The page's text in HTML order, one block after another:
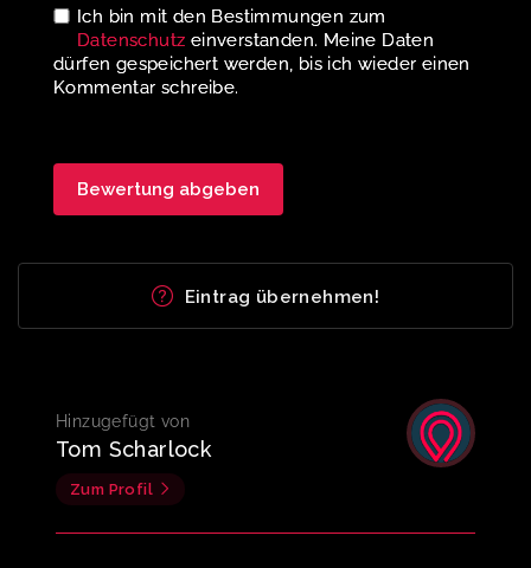
Ich bin mit den Bestimmungen zum
Datenschutz einverstanden. Meine Daten
dürfen gespeichert werden, bis ich wieder einen
Kommentar schreibe.
Eintrag übernehmen!
Hinzugefügt von
Tom Scharlock
Zum Profil